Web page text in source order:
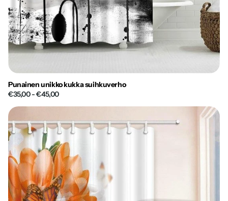
Punainen unikko kukka suihkuverho
€35,00- €45,00